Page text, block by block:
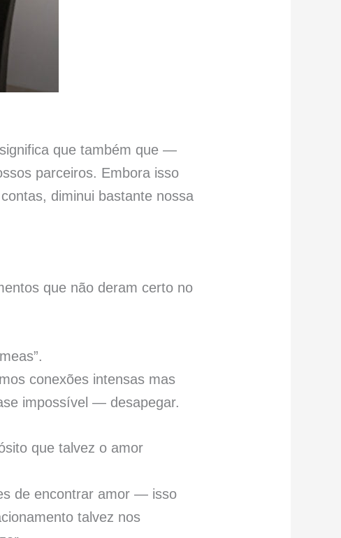
que também que —
parceiros. Embora isso
diminui bastante nossa
que não deram certo no
conexões intensas mas
impossível — desapegar.
que talvez o amor
de encontrar amor — isso
talvez nos